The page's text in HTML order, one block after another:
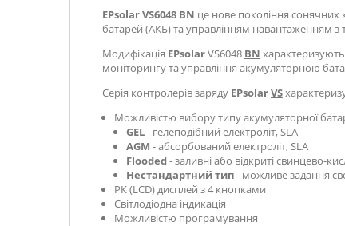
EPsolar VS6048 BN це нове покоління сонячних
батарей (АКБ) та управлінням навантаженням
Модифікація EPsolarVS6048 BN
моніторингу та управління акумуляторною
Серія контролерів заряду EPsolarVS
Можливістю вибору типу акумуляторної
GEL- гелеподібний електроліт, SLA
AGM - абсорбований електроліт, SLA
Flooded- заливні або відкриті свинцево-
Нестандартний тип- можливе задання
РК (LCD) дисплей з 4 кнопками
Світлодіодна індикація
Можливістю програмування